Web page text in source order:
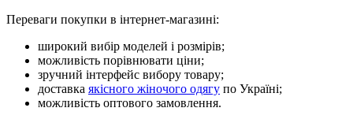
Переваги покупки в інтернет-магазині:
широкий вибір моделей і розмірів;
можливість порівнювати ціни;
зручний інтерфейс вибору товару;
доставка якісного жіночого одягу по Україні;
можливість оптового замовлення.